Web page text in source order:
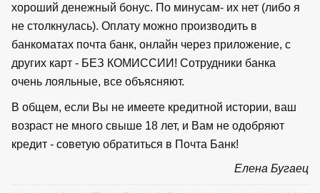
хороший денежный бонус. По минусам- их нет (либо я
не столкнулась). Оплату можно производить в
банкоматах почта банк, онлайн через приложение, с
других карт - БЕЗ КОМИССИИ! Сотрудники банка
очень лояльные, все объясняют.
В общем, если Вы не имеете кредитной истории, ваш
возраст не много свыше 18 лет, и Вам не одобряют
кредит - советую обратиться в Почта Банк!
Елена Бугаец